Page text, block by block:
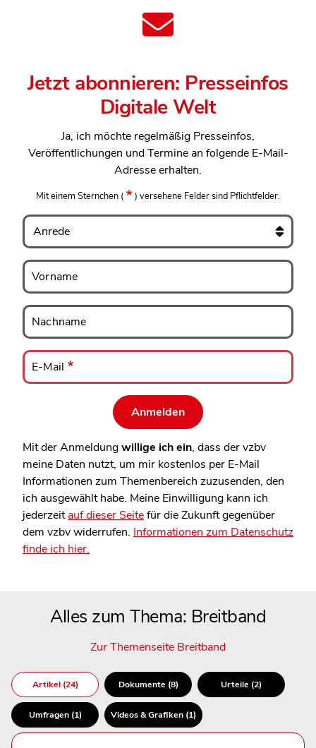
Jetzt abonnieren: Presseinfos
Digitale Welt
Ja, ich möchte regelmäßig Presseinfos,
Veröffentlichungen und Termine an folgende E-Mail-
Adresse erhalten.
Mit einem Sternchen ( ) versehene Felder sind Pflichtfelder.
Anrede
Vorname
Vorname
Nachname
Nachname
E-
Mail
E-Mail
Mit der Anmeldungwillige ich ein, dass der vzbv
meine Daten nutzt, um mir kostenlos per E-Mail
Informationen zum Themenbereich zuzusenden, den
ich ausgewählt habe. Meine Einwilligung kann ich
jederzeitauf dieser Seitefür die Zukunft gegenüber
dem vzbv widerrufen. Informationen zum Datenschutz
finde ich hier.
Alles zum Thema: Breitband
Zur Themenseite Breitband
Artikel (24) Dokumente (8) Urteile (2)
Umfragen (1) Videos & Grafiken (1)